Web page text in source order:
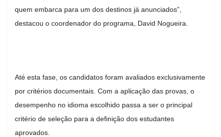
quem embarca para um dos destinos já anunciados”,
destacou o coordenador do programa, David Nogueira.
Até esta fase, os candidatos foram avaliados exclusivamente
por critérios documentais. Com a aplicação das provas, o
desempenho no idioma escolhido passa a ser o principal
critério de seleção para a definição dos estudantes
aprovados.